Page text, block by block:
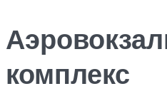
комплекс